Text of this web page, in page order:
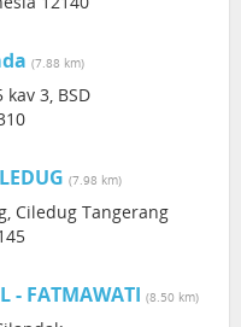
(7.88 km)
3, BSD
(7.98 km)
Ciledug Tangerang
- FATMAWATI (8.50 km)